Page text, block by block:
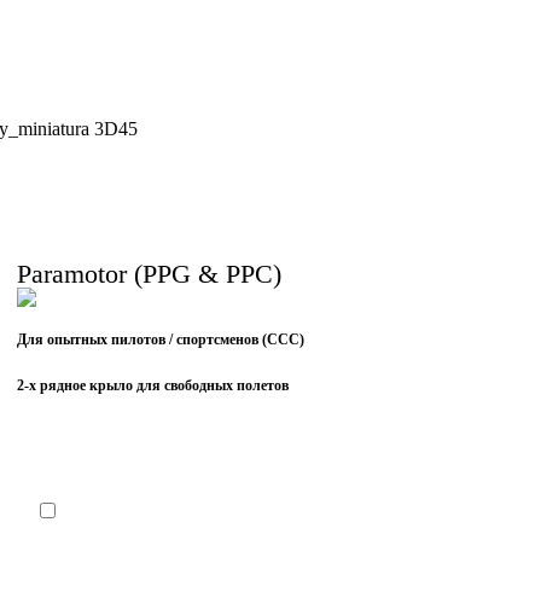
Paramotor (PPG & PPC)
Для опытных пилотов / спортсменов (CCC)
2-х рядное крыло для свободных полетов